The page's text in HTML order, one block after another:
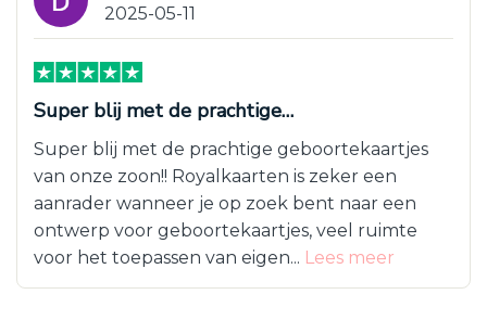
2025-05-11
Super blij met de prachtige…
Super blij met de prachtige geboortekaartjes
van onze zoon!! Royalkaarten is zeker een
aanrader wanneer je op zoek bent naar een
ontwerp voor geboortekaartjes, veel ruimte
voor het toepassen van eigen... Lees meer